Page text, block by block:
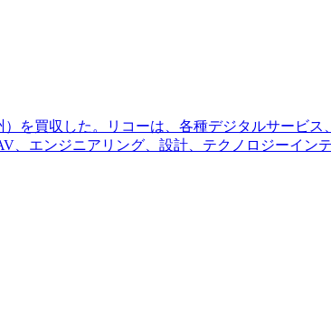
）を買収した。リコーは、各種デジタルサービ
、エンジニアリング、設計、テクノロジーイ